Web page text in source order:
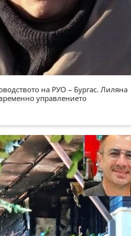
на РУО – Бургас. Лиляна
управлението